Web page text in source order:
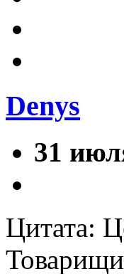
Denys
31
Цитата: